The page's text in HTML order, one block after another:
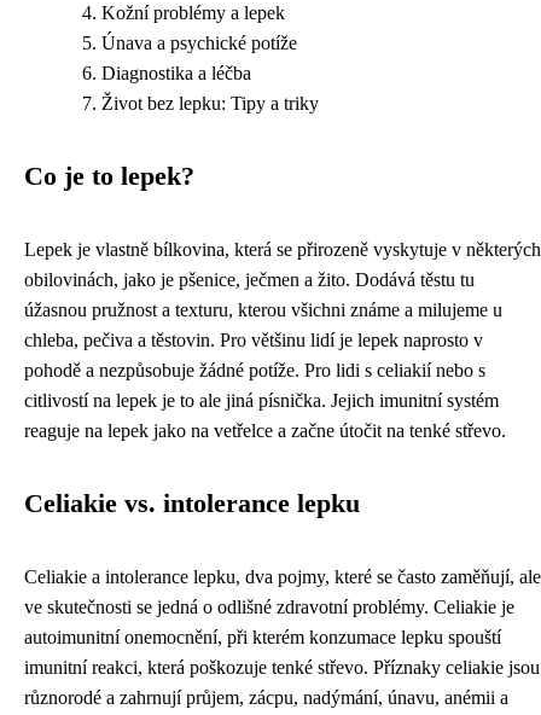
Kožní problémy a lepek
Únava a psychické potíže
Diagnostika a léčba
Život bez lepku: Tipy a triky
Co je to lepek?
Lepek je vlastně bílkovina, která se přirozeně vyskytuje v některých
obilovinách, jako je pšenice, ječmen a žito. Dodává těstu tu
úžasnou pružnost a texturu, kterou všichni známe a milujeme u
chleba, pečiva a těstovin. Pro většinu lidí je lepek naprosto v
pohodě a nezpůsobuje žádné potíže. Pro lidi s celiakií nebo s
citlivostí na lepek je to ale jiná písnička. Jejich imunitní systém
reaguje na lepek jako na vetřelce a začne útočit na tenké střevo.
Celiakie vs. intolerance lepku
Celiakie a intolerance lepku, dva pojmy, které se často zaměňují, ale
ve skutečnosti se jedná o odlišné zdravotní problémy. Celiakie je
autoimunitní onemocnění, při kterém konzumace lepku spouští
imunitní reakci, která poškozuje tenké střevo. Příznaky celiakie jsou
různorodé a zahrnují průjem, zácpu, nadýmání, únavu, anémii a